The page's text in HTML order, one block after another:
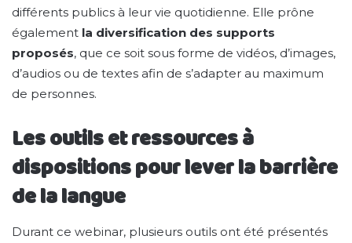
différents publics à leur vie quotidienne. Elle prône
également la diversification des supports
proposés, que ce soit sous forme de vidéos, d’images,
d’audios ou de textes afin de s’adapter au maximum
de personnes.
Les outils et ressources à
dispositions pour lever la barrière
de la langue
Durant ce webinar, plusieurs outils ont été présentés